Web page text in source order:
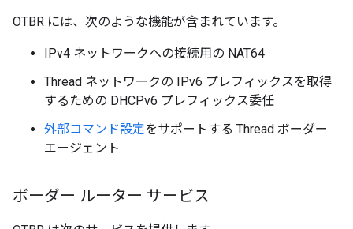
OTBR には、次のような機能が含まれています。
IPv4 ネットワークへの接続用の NAT64
Thread ネットワークの IPv6 プレフィックスを取得
するための DHCPv6 プレフィックス委任
外部コマンド設定をサポートする Thread ボーダー
エージェント
ボーダー ルーター サービス